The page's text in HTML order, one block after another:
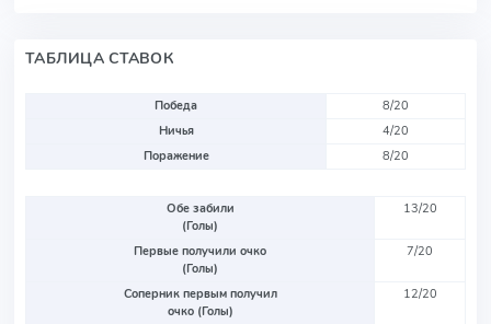
ТАБЛИЦА СТАВОК
Победа
8/20
Ничья
4/20
Поражение
8/20
Обе забили
(Голы)
13/20
Первые получили очко
(Голы)
7/20
Соперник первым получил
очко (Голы)
12/20